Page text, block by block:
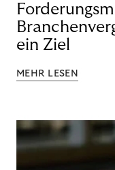
ein Ziel
MEHR LESEN